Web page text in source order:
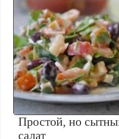
Простой, но
салат